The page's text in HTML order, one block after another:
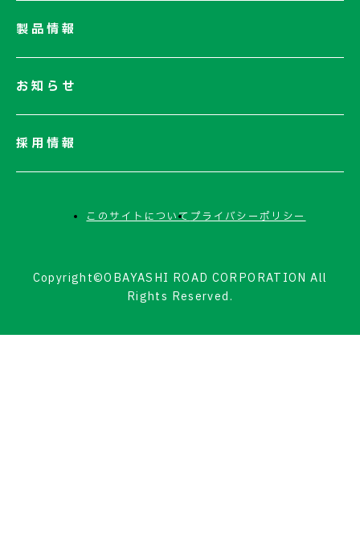
製品情報
お知らせ
採用情報
このサイトについてプライバシーポリシー
Copyright©OBAYASHI ROAD CORPORATION All
Rights Reserved.